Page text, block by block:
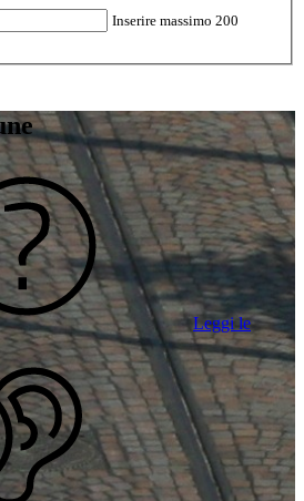
Inserire massimo 200
Leggi le